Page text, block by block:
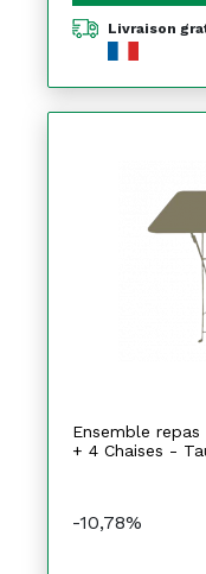
Livraison
Ensemble
+ 4 Chaises -
-10,78%